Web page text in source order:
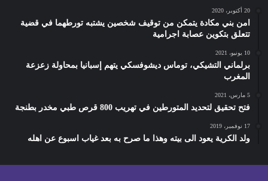
20 أكتوبر، 2020
امن بني مكادة يتمكن من توقيف شخصين يشتبه تورطهما في قضية
تتعلق بتكوين عصابة اجرامية
10 يونيو، 2021
برلماني التشيكي، توماس ديشوفسكي يتهم إسبانيا بمحاولة زعزعة
المغرب
5 مارس، 2021
فتح تحقيق لتحديد المتورطين في تهريب 800 قرص طبي مخدر بطنجة
17 نوفمبر، 2019
ولد الكرية يعود الى بيته وهذا ما صرح به بعد غياب اسبوع عن اهله